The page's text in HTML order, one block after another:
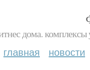
дома. комплексы
главная новости